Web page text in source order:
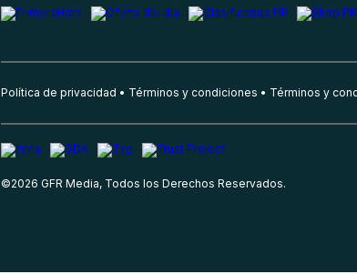
Política de privacidad Términos y condiciones Términos y
©2026 GFR Media, Todos los Derechos Reservados.